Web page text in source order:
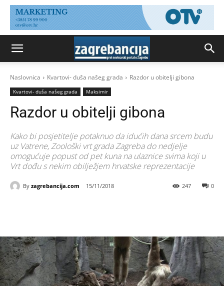
Naslovnica Kvartovi- duša našeg grada Razdor u obitelji gibona
Kvartovi- duša našeg grada Maksimir
Razdor u obitelji gibona
Kako bi posjetitelje potaknuo da idućih dana srcem budu
uz Vatrene, Zoološki vrt grada Zagreba do nedjelje
omogućuje popust od pet kuna na ulaznice svima koji u
Vrt dođu s nekim obilježjem hrvatske reprezentacije
By zagrebancija.com 15/11/2018 0
247